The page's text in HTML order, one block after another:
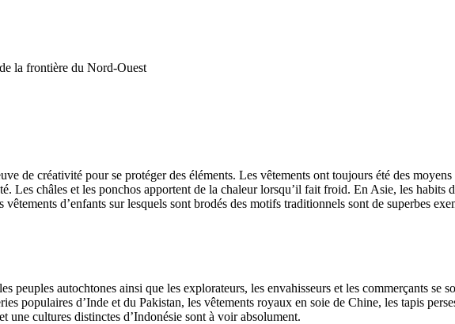
la frontière du Nord-Ouest
de créativité pour se protéger des éléments. Les vêtements ont toujours été des
Les châles et les ponchos apportent de la chaleur lorsqu’il fait froid. En Asie, les
vêtements d’enfants sur lesquels sont brodés des motifs traditionnels sont de superbes
peuples autochtones ainsi que les explorateurs, les envahisseurs et les commerçants
populaires d’Inde et du Pakistan, les vêtements royaux en soie de Chine, les tapis
une cultures distinctes d’Indonésie sont à voir absolument.